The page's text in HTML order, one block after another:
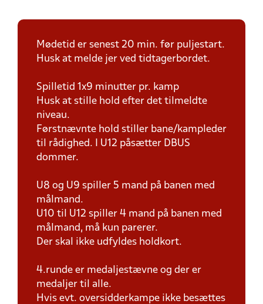
Mødetid er senest 20 min. før puljestart.
Husk at melde jer ved tidtagerbordet.
Spilletid 1x9 minutter pr. kamp
Husk at stille hold efter det tilmeldte
niveau.
Førstnævnte hold stiller bane/kampleder
til rådighed. I U12 påsætter DBUS
dommer.
U8 og U9 spiller 5 mand på banen med
målmand.
U10 til U12 spiller 4 mand på banen med
målmand, må kun parerer.
Der skal ikke udfyldes holdkort.
4.runde er medaljestævne og der er
medaljer til alle.
Hvis evt. oversidderkampe ikke besættes